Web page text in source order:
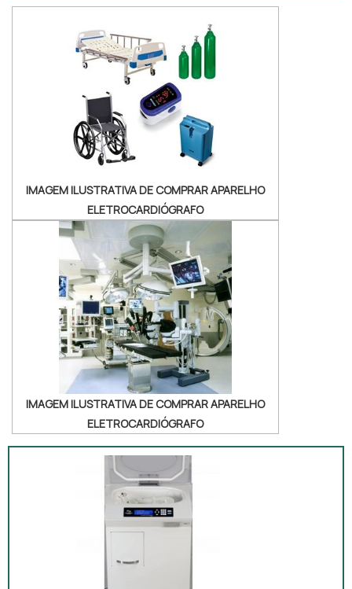
que o usuário se desloque com menor
esforço físico, promovendo maior fluidez no
movimento. Além disso, conta com travas de
freio que garantem segurança durante o
uso, tanto em ambientes internos quanto
IMAGEM ILUSTRATIVA DE COMPRAR APARELHO
ELETROCARDIÓGRAFO
IMAGEM ILUSTRATIVA DE COMPRAR APARELHO
ELETROCARDIÓGRAFO